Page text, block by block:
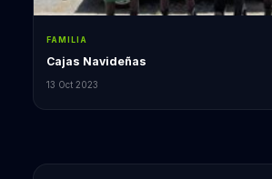
FAMILIA
Cajas Navideñas
13 Oct 2023